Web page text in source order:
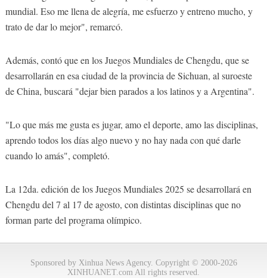
mundial. Eso me llena de alegría, me esfuerzo y entreno mucho, y
trato de dar lo mejor", remarcó.
Además, contó que en los Juegos Mundiales de Chengdu, que se
desarrollarán en esa ciudad de la provincia de Sichuan, al suroeste
de China, buscará "dejar bien parados a los latinos y a Argentina".
"Lo que más me gusta es jugar, amo el deporte, amo las disciplinas,
aprendo todos los días algo nuevo y no hay nada con qué darle
cuando lo amás", completó.
La 12da. edición de los Juegos Mundiales 2025 se desarrollará en
Chengdu del 7 al 17 de agosto, con distintas disciplinas que no
forman parte del programa olímpico.
Sponsored by Xinhua News Agency. Copyright © 2000-2026
XINHUANET.com All rights reserved.